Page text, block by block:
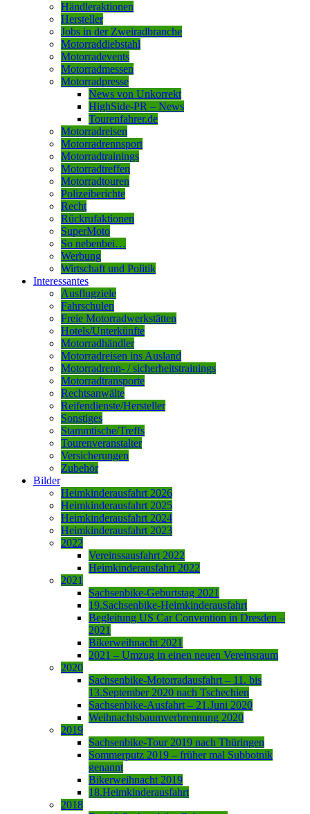
Händleraktionen
Hersteller
Jobs in der Zweiradbranche
Motorraddiebstahl
Motorradevents
Motorradmessen
Motorradpresse
News von Unkorrekt
HighSide-PR – News
Tourenfahrer.de
Motorradreisen
Motorradrennsport
Motorradtrainings
Motorradtreffen
Motorradtouren
Polizeiberichte
Recht
Rückrufaktionen
SuperMoto
So nebenbei…
Werbung
Wirtschaft und Politik
Interessantes
Ausflugziele
Fahrschulen
Freie Motorradwerkstätten
Hotels/Unterkünfte
Motorradhändler
Motorradreisen ins Ausland
Motorradrenn- / sicherheitstrainings
Motorradtransporte
Rechtsanwälte
Reifendienste/Hersteller
Sonstiges
Stammtische/Treffs
Tourenveranstalter
Versicherungen
Zubehör
Bilder
Heimkinderausfahrt 2026
Heimkinderausfahrt 2025
Heimkinderausfahrt 2024
Heimkinderausfahrt 2023
2022
Vereinssausfahrt 2022
Heimkinderausfahrt 2022
2021
Sachsenbike-Geburtstag 2021
19.Sachsenbike-Heimkinderausfahrt
Begleitung US Car Convention in Dresden –
2021
Bikerweihnacht 2021
2021 – Umzug in einen neuen Vereinsraum
2020
Sachsenbike-Motorradausfahrt – 11. bis
13.September 2020 nach Tschechien
Sachsenbike-Ausfahrt – 21.Juni 2020
Weihnachtsbaumverbrennung 2020
2019
Sachsenbike-Tour 2019 nach Thüringen
Sommerputz 2019 – früher mal Subbotnik
genannt
Bikerweihnacht 2019
18.Heimkinderausfahrt
2018